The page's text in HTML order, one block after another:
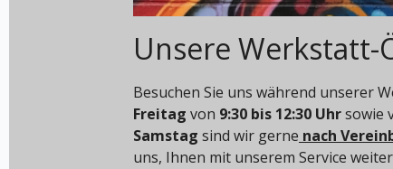
Unsere Werkstatt-
Besuchen Sie uns während unserer
Freitag von 9:30 bis 12:30 Uhrsowie
Samstag sind wir gerne nach
uns, Ihnen mit unserem Service